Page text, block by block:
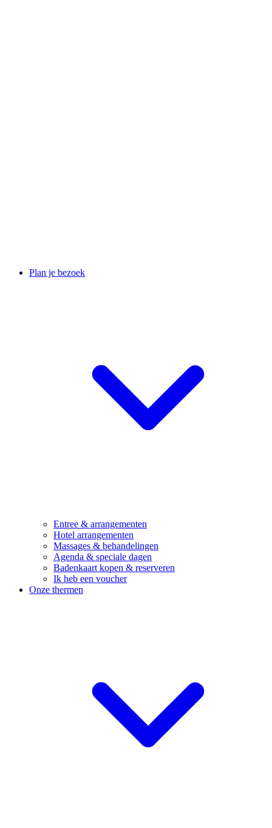
Plan je bezoek
Entree & arrangementen
Hotel arrangementen
Massages & behandelingen
Agenda & speciale dagen
Badenkaart kopen & reserveren
Ik heb een voucher
Onze thermen